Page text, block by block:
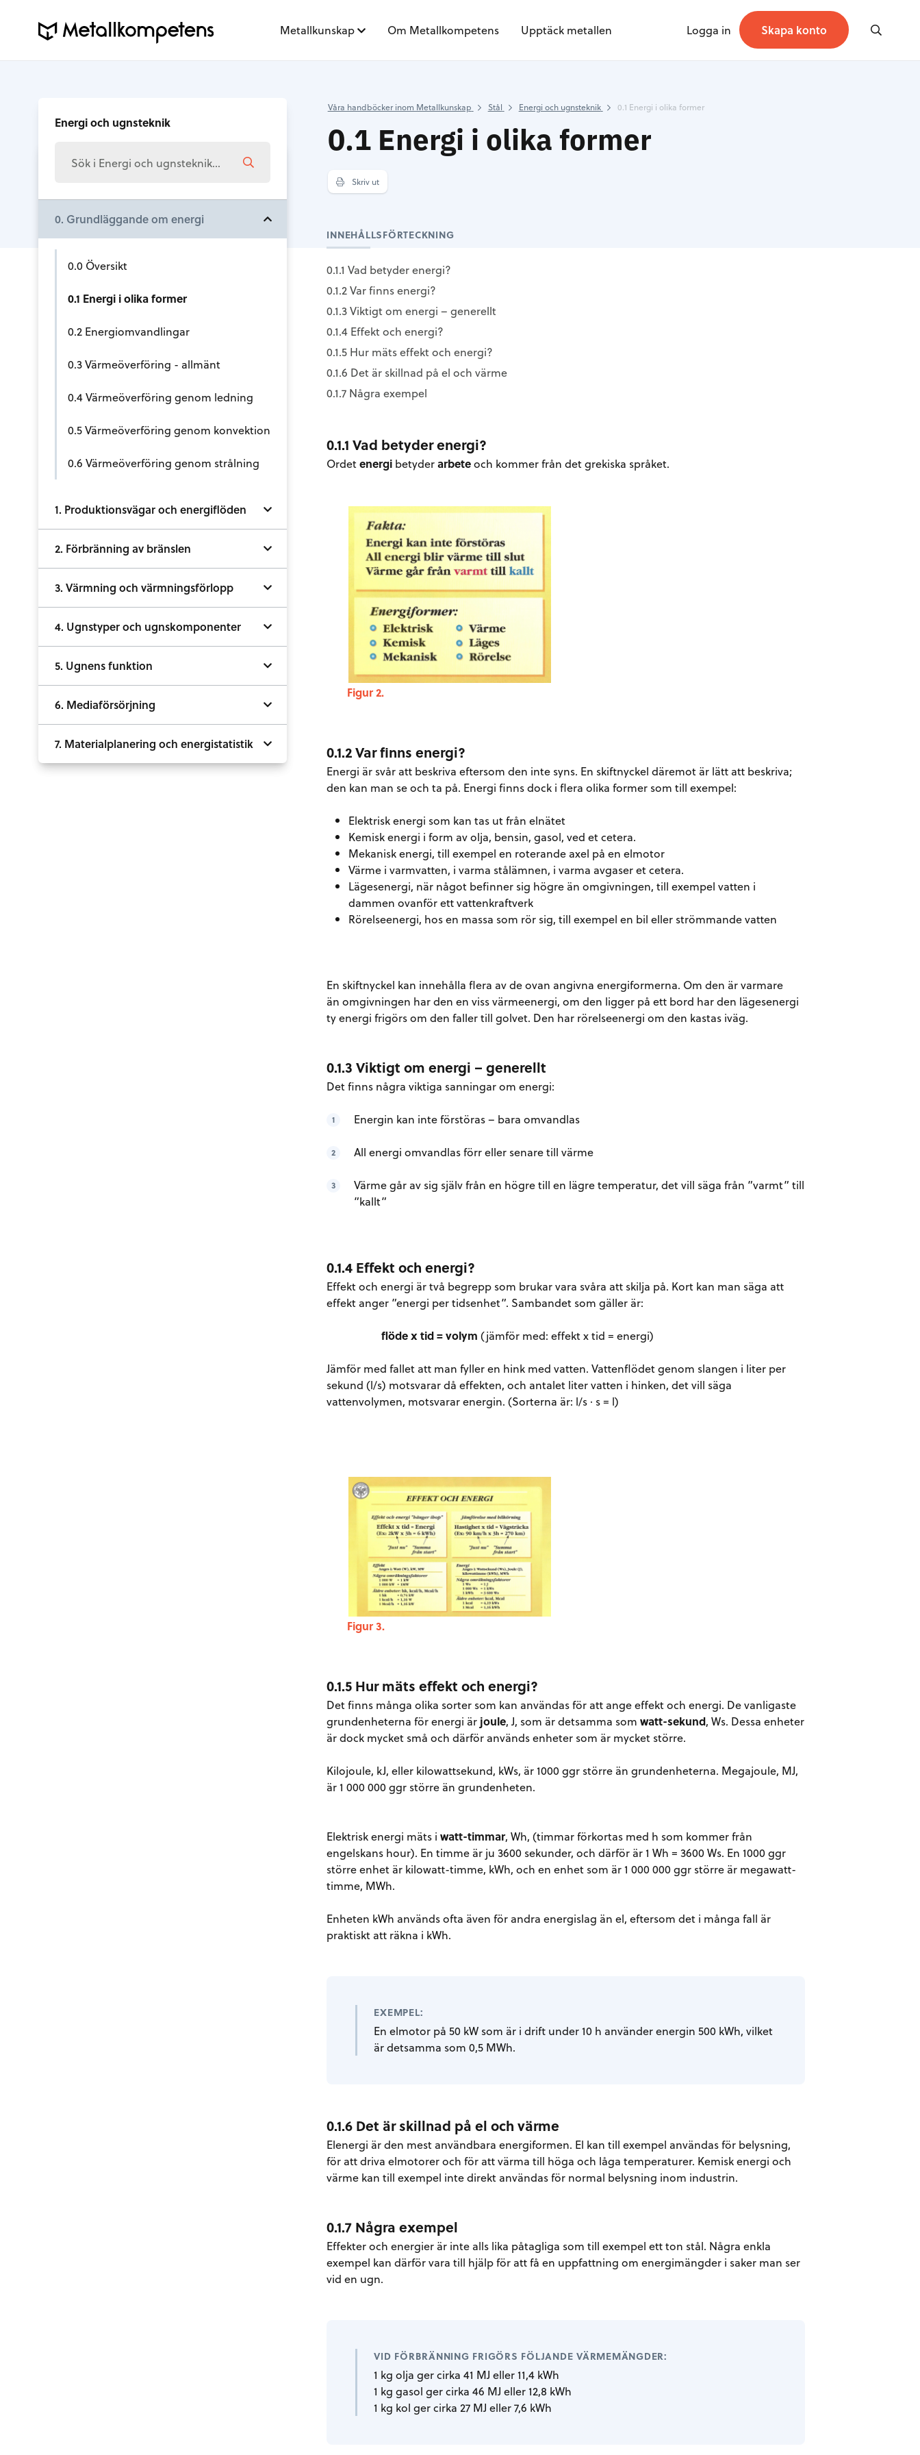
Metallkunskap Om Metallkompetens Upptäck metallen Logga in Skapa konto
Energi och ugnsteknik
0. Grundläggande om energi
0.0 Översikt
0.1 Energi i olika former
0.2 Energiomvandlingar
0.3 Värmeöverföring - allmänt
0.4 Värmeöverföring genom ledning
0.5 Värmeöverföring genom konvektion
0.6 Värmeöverföring genom strålning
1. Produktionsvägar och energiflöden
2. Förbränning av bränslen
3. Värmning och värmningsförlopp
4. Ugnstyper och ugnskomponenter
5. Ugnens funktion
6. Mediaförsörjning
7. Materialplanering och energistatistik
Våra handböcker inom Metallkunskap Stål Energi och ugnsteknik 0.1 Energi i olika former
0.1 Energi i olika former
Skriv ut
INNEHÅLLSFÖRTECKNING
0.1.1 Vad betyder energi?
0.1.2 Var finns energi?
0.1.3 Viktigt om energi – generellt
0.1.4 Effekt och energi?
0.1.5 Hur mäts effekt och energi?
0.1.6 Det är skillnad på el och värme
0.1.7 Några exempel
0.1.1 Vad betyder energi?
Ordetenergi betyderarbeteoch kommer från det grekiska språket.
Figur 2.
0.1.2 Var finns energi?
Energi är svår att beskriva eftersom den inte syns. En skiftnyckel däremot är lätt att beskriva;
den kan man se och ta på. Energi finns dock i flera olika former som till exempel:
Elektrisk energi som kan tas ut från elnätet
Kemisk energi i form av olja, bensin, gasol, ved et cetera.
Mekanisk energi, till exempel en roterande axel på en elmotor
Värme i varmvatten, i varma stålämnen, i varma avgaser et cetera.
Lägesenergi, när något befinner sig högre än omgivningen, till exempel vatten i
dammen ovanför ett vattenkraftverk
Rörelseenergi, hos en massa som rör sig, till exempel en bil eller strömmande vatten
En skiftnyckel kan innehålla flera av de ovan angivna energiformerna. Om den är varmare
än omgivningen har den en viss värmeenergi, om den ligger på ett bord har den lägesenergi
ty energi frigörs om den faller till golvet. Den har rörelseenergi om den kastas iväg.
0.1.3 Viktigt om energi – generellt
Det finns några viktiga sanningar om energi:
Energin kan inte förstöras – bara omvandlas
All energi omvandlas förr eller senare till värme
Värme går av sig själv från en högre till en lägre temperatur, det vill säga från ”varmt” till
”kallt”
0.1.4 Effekt och energi?
Effekt och energi är två begrepp som brukar vara svåra att skilja på. Kort kan man säga att
effekt anger ”energi per tidsenhet”. Sambandet som gäller är:
flöde x tid = volym (jämför med: effekt x tid = energi)
Jämför med fallet att man fyller en hink med vatten. Vattenflödet genom slangen i liter per
sekund (l/s) motsvarar då effekten, och antalet liter vatten i hinken, det vill säga
vattenvolymen, motsvarar energin. (Sorterna är: l/s · s = l)
Figur 3.
0.1.5 Hur mäts effekt och energi?
Det finns många olika sorter som kan användas för att ange effekt och energi. De vanligaste
grundenheterna för energi är joule, J, som är detsamma somwatt-sekund, Ws. Dessa enheter
är dock mycket små och därför används enheter som är mycket större.
Kilojoule, kJ, eller kilowattsekund, kWs, är 1000 ggr större än grundenheterna. Megajoule, MJ,
är 1 000 000 ggr större än grundenheten.
Elektrisk energi mäts iwatt-timmar, Wh, (timmar förkortas med h som kommer från
engelskans hour). En timme är ju 3600 sekunder, och därför är 1 Wh = 3600 Ws. En 1000 ggr
större enhet är kilowatt-timme, kWh, och en enhet som är 1 000 000 ggr större är megawatt-
timme, MWh.
Enheten kWh används ofta även för andra energislag än el, eftersom det i många fall är
praktiskt att räkna i kWh.
EXEMPEL:
En elmotor på 50 kW som är i drift under 10 h använder energin 500 kWh, vilket
är detsamma som 0,5 MWh.
0.1.6 Det är skillnad på el och värme
Elenergi är den mest användbara energiformen. El kan till exempel användas för belysning,
för att driva elmotorer och för att värma till höga och låga temperaturer. Kemisk energi och
värme kan till exempel inte direkt användas för normal belysning inom industrin.
0.1.7 Några exempel
Effekter och energier är inte alls lika påtagliga som till exempel ett ton stål. Några enkla
exempel kan därför vara till hjälp för att få en uppfattning om energimängder i saker man ser
vid en ugn.
VID FÖRBRÄNNING FRIGÖRS FÖLJANDE VÄRMEMÄNGDER:
1 kg olja ger cirka 41 MJ eller 11,4 kWh
1 kg gasol ger cirka 46 MJ eller 12,8 kWh
1 kg kol ger cirka 27 MJ eller 7,6 kWh